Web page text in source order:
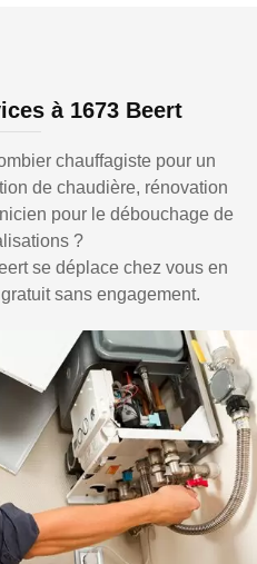
à 1673 Beert
chauffagiste pour un
de chaudière, rénovation
pour le débouchage de
?
se déplace chez vous en
sans engagement.